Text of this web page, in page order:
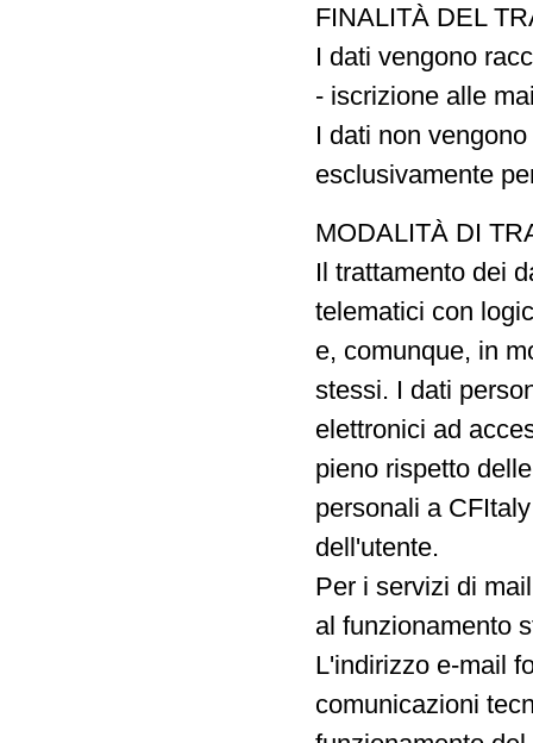
FINALITÀ DEL
I dati vengono
- iscrizione alle
I dati non
esclusivamente
MODALITÀ DI
Il trattamento dei
telematici con
e, comunque, in
stessi. I dati
elettronici ad
pieno rispetto
personali a
dell'utente.
Per i servizi di
al funzionamento
L'indirizzo e-mail
comunicazioni